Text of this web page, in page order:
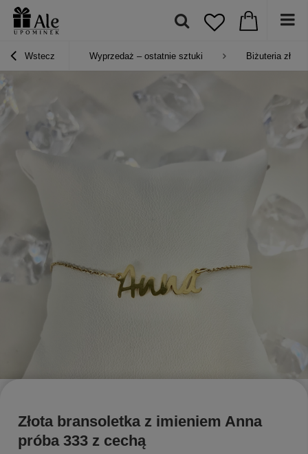
Wstecz Wyprzedaż – ostatnie sztuki Biżuteria złota
Złota bransoletka z imieniem Anna
próba 333 z cechą